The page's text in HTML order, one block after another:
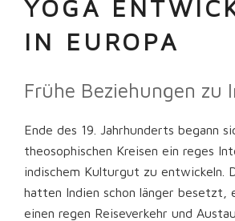
YOGA
IN EUROPA
Frühe Beziehungen zu
Ende des 19. Jahrhunderts begann
theosophischen Kreisen ein reges
indischem Kulturgut zu entwickeln.
hatten Indien schon länger besetzt,
einen regen Reiseverkehr und